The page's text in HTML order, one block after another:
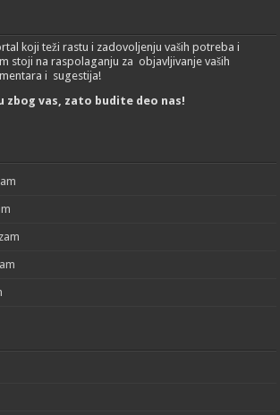
koji teži rastu i zadovoljenju vaših potreba i
stoji na raspolaganju za objavljivanje vaših
i sugestija!
zbog vas, zato budite deo nas!